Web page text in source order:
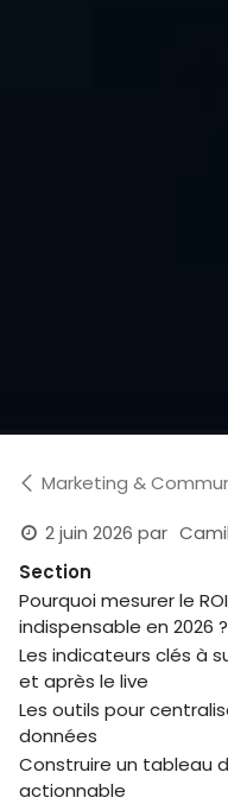
Marketing &
2 juin 2026 par
Section
Pourquoi mesurer le
indispensable en 2026 ?
Les indicateurs clés à
et après le live
Les outils pour
données
Construire un tableau
actionnable